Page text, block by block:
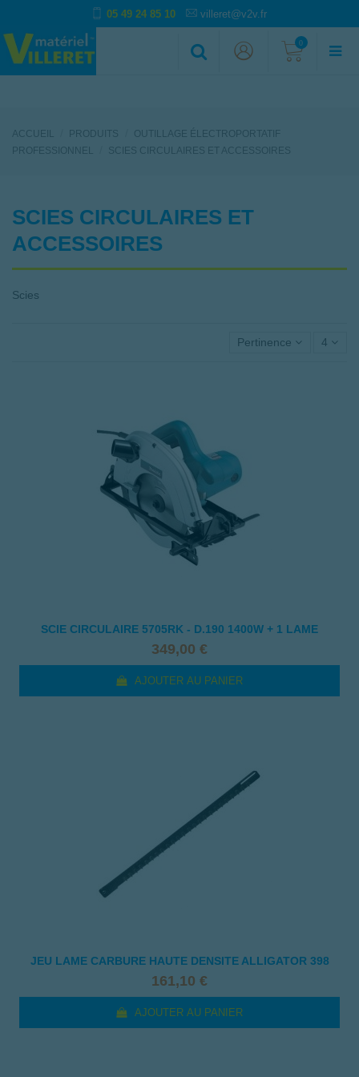
05 49 24 85 10 villeret@v2v.fr
0
ACCUEIL PRODUITS
OUTILLAGE ÉLECTROPORTATIF
PROFESSIONNEL
SCIES CIRCULAIRES ET ACCESSOIRES
SCIES CIRCULAIRES ET
ACCESSOIRES
Scies
Pertinence 4
SCIE CIRCULAIRE 5705RK - D.190 1400W + 1 LAME
349,00 €
AJOUTER AU PANIER
JEU LAME CARBURE HAUTE DENSITE ALLIGATOR 398
161,10 €
AJOUTER AU PANIER